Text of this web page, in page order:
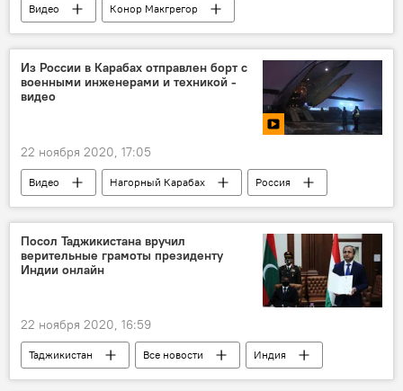
Видео Конор Макгрегор
Из России в Карабах отправлен борт с
военными инженерами и техникой -
видео
22 ноября 2020, 17:05
Видео Нагорный Карабах Россия
Посол Таджикистана вручил
верительные грамоты президенту
Индии онлайн
22 ноября 2020, 16:59
Таджикистан Все новости Индия